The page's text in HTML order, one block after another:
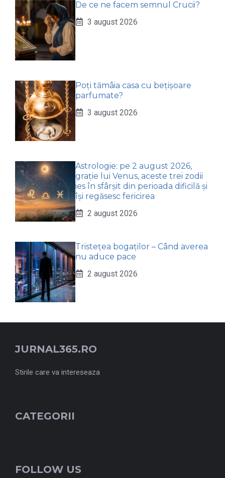
De ce ne facem semnul Crucii?
3 august 2026
Poți tămâia casa cu bețișoare
parfumate?
3 august 2026
Astrologie: pe 2 august 2026,
grație lui Venus, aceste trei zodii
ies în sfârșit din perioada dificilă și
își regăsesc fericirea
2 august 2026
Tristețea bogaților – Când averea
nu aduce pace
2 august 2026
JURNAL365.RO
Stirile care va intereseaza
CATEGORII
FOLLOW US